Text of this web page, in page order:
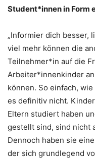
Student*innen in Form
„Informier dich besser,
viel mehr können die
Teilnehmer*in auf die
Arbeiter*innenkinder
können. So einfach,
es definitiv nicht.
Eltern studiert haben
gestellt sind, sind nicht
Dennoch haben sie
der sich grundlegend